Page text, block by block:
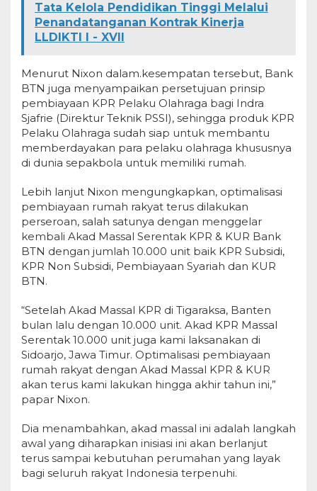
Tata Kelola Pendidikan Tinggi Melalui
Penandatanganan Kontrak Kinerja
LLDIKTI I - XVII
Menurut Nixon dalam.kesempatan tersebut, Bank
BTN juga menyampaikan persetujuan prinsip
pembiayaan KPR Pelaku Olahraga bagi Indra
Sjafrie (Direktur Teknik PSSI), sehingga produk KPR
Pelaku Olahraga sudah siap untuk membantu
memberdayakan para pelaku olahraga khususnya
di dunia sepakbola untuk memiliki rumah.
Lebih lanjut Nixon mengungkapkan, optimalisasi
pembiayaan rumah rakyat terus dilakukan
perseroan, salah satunya dengan menggelar
kembali Akad Massal Serentak KPR & KUR Bank
BTN dengan jumlah 10.000 unit baik KPR Subsidi,
KPR Non Subsidi, Pembiayaan Syariah dan KUR
BTN.
“Setelah Akad Massal KPR di Tigaraksa, Banten
bulan lalu dengan 10.000 unit. Akad KPR Massal
Serentak 10.000 unit juga kami laksanakan di
Sidoarjo, Jawa Timur. Optimalisasi pembiayaan
rumah rakyat dengan Akad Massal KPR & KUR
akan terus kami lakukan hingga akhir tahun ini,”
papar Nixon.
Dia menambahkan, akad massal ini adalah langkah
awal yang diharapkan inisiasi ini akan berlanjut
terus sampai kebutuhan perumahan yang layak
bagi seluruh rakyat Indonesia terpenuhi.